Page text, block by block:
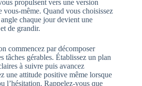
propulsent vers une version
vous-même. Quand vous choisissez
chaque jour devient une
de grandir.
commencez par décomposer
tâches gérables. Établissez un plan
à suivre puis avancez
une attitude positive même lorsque
l’hésitation. Rappelez-vous que